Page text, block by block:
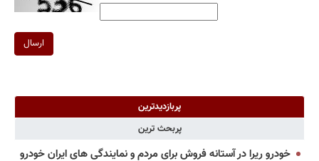
ارسال
پربازدیدترین
پربحث ترین
خودرو ریرا در آستانه فروش برای مردم و نمایندگی های ایران خودرو